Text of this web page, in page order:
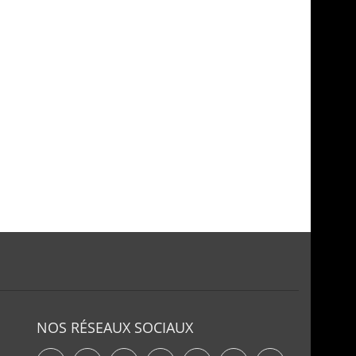
NOS RÉSEAUX SOCIAUX